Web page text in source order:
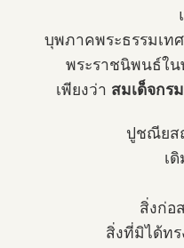
บุพภาคพระธรรมเท
พระราชนิพนธ์ใน
เพียงว่า สมเด็จกร
ปูชณียส
เ
สิ่งก่อ
สิ่งที่มิได้ทร